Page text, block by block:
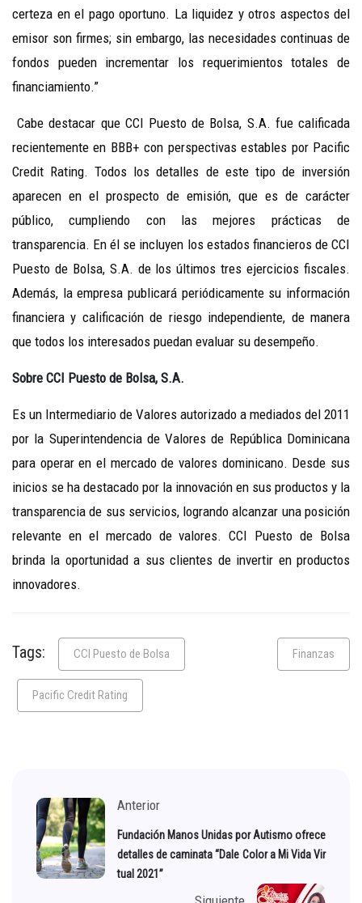
certeza en el pago oportuno. La liquidez y otros aspectos del
emisor son firmes; sin embargo, las necesidades continuas de
fondos pueden incrementar los requerimientos totales de
financiamiento.”
Cabe destacar que CCI Puesto de Bolsa, S.A. fue calificada
recientemente en BBB+ con perspectivas estables por Pacific
Credit Rating. Todos los detalles de este tipo de inversión
aparecen en el prospecto de emisión, que es de carácter
público, cumpliendo con las mejores prácticas de
transparencia. En él se incluyen los estados financieros de CCI
Puesto de Bolsa, S.A. de los últimos tres ejercicios fiscales.
Además, la empresa publicará periódicamente su información
financiera y calificación de riesgo independiente, de manera
que todos los interesados puedan evaluar su desempeño.
Sobre CCI Puesto de Bolsa, S.A.
Es un Intermediario de Valores autorizado a mediados del 2011
por la Superintendencia de Valores de República Dominicana
para operar en el mercado de valores dominicano. Desde sus
inicios se ha destacado por la innovación en sus productos y la
transparencia de sus servicios, logrando alcanzar una posición
relevante en el mercado de valores. CCI Puesto de Bolsa
brinda la oportunidad a sus clientes de invertir en productos
innovadores.
Tags: CCI Puesto de Bolsa Finanzas
Pacific Credit Rating
Anterior
Fundación Manos Unidas por Autismo ofrece
detalles de caminata “Dale Color a Mi Vida Vir
tual 2021”